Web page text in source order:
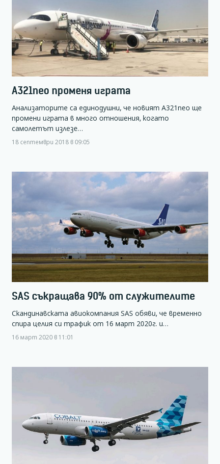
A321neo променя играта
Анализаторите са единодушни, че новият A321neo ще
промени играта в много отношения, когато
самолетът излезе…
18 септември 2018 в 09:05
SAS съкращава 90% от служителите
Скандинавската авиокомпания SAS обяви, че временно
спира целия си трафик от 16 март 2020г. и…
16 март 2020 в 11:01